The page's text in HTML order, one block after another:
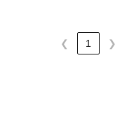
❮ 1 ❯